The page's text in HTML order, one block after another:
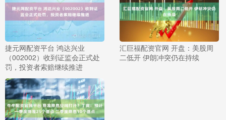
捷元网配资平台 鸿达兴业
（002002）收到证监会正式处
罚，投资者索赔继续推进
汇巨福配资官网 开盘：美股周
二低开 伊朗冲突仍在持续